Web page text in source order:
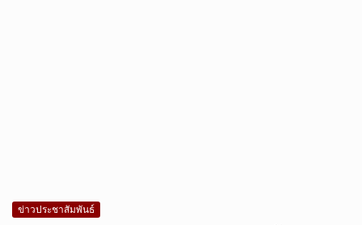
ข่าวประชาสัมพันธ์